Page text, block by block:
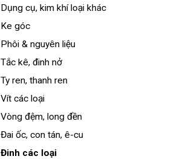
Dụng cụ, kim khí loại khác
Ke góc
Phôi & nguyên liệu
Tắc kê, đinh nở
Ty ren, thanh ren
Vít các loại
Vòng đệm, long đền
Đai ốc, con tán, ê-cu
Đinh các loại